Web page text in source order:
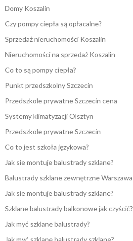
Domy Koszalin
Czy pompy ciepła są opłacalne?
Sprzedaż nieruchomości Koszalin
Nieruchomości na sprzedaż Koszalin
Co to są pompy ciepła?
Punkt przedszkolny Szczecin
Przedszkole prywatne Szczecin cena
Systemy klimatyzacji Olsztyn
Przedszkole prywatne Szczecin
Co to jest szkoła językowa?
Jak sie montuje balustrady szklane?
Balustrady szklane zewnętrzne Warszawa
Jak sie montuje balustrady szklane?
Szklane balustrady balkonowe jak czyścić?
Jak myć szklane balustrady?